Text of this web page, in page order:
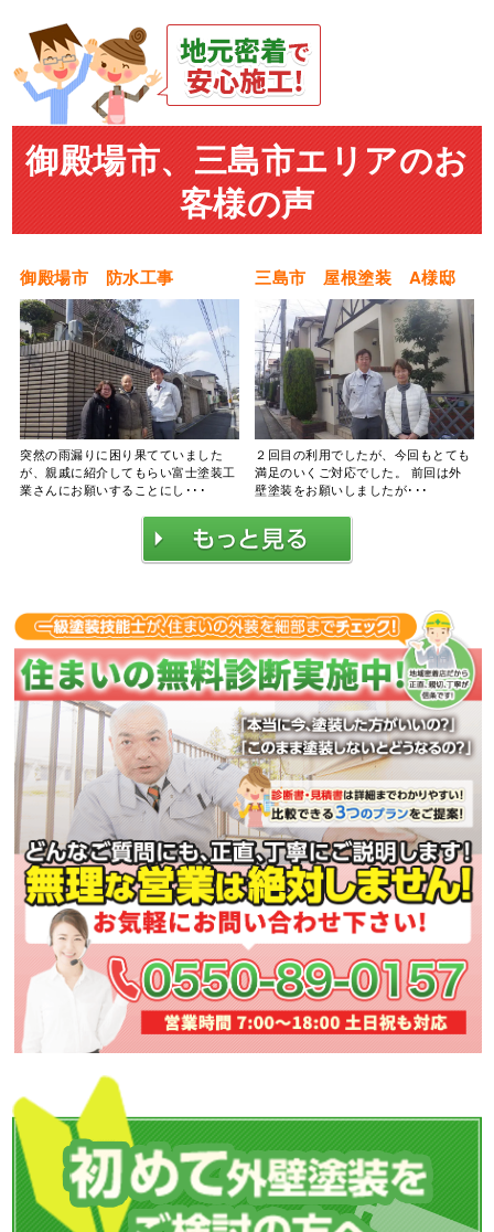
御殿場市、三島市エリアのお
客様の声
御殿場市 防水工事
突然の雨漏りに困り果てていました
が、親戚に紹介してもらい富士塗装工
業さんにお願いすることにし･･･
三島市 屋根塗装 A様邸
２回目の利用でしたが、今回もとても
満足のいくご対応でした。 前回は外
壁塗装をお願いしましたが･･･